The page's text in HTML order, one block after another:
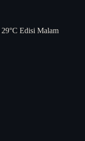
29°C Edisi Malam